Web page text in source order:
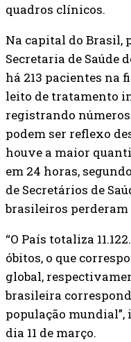
quadros clínicos.
Na capital do Brasil,
Secretaria de Saúde
há 213 pacientes na
leito de tratamento
registrando
podem ser reflexo
houve a maior
em 24 horas,
de Secretários de
brasileiros perderam
“O País totaliza
óbitos, o que
global,
brasileira
população
dia 11 de março.